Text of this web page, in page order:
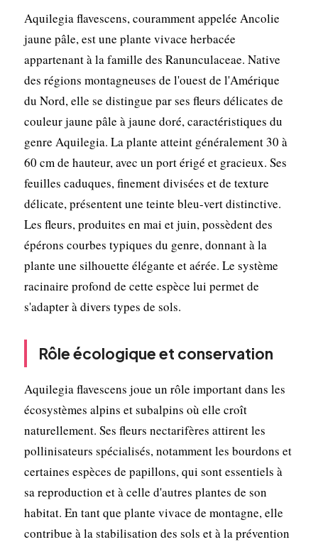
Aquilegia flavescens, couramment appelée Ancolie
jaune pâle, est une plante vivace herbacée
appartenant à la famille des Ranunculaceae. Native
des régions montagneuses de l'ouest de l'Amérique
du Nord, elle se distingue par ses fleurs délicates de
couleur jaune pâle à jaune doré, caractéristiques du
genre Aquilegia. La plante atteint généralement 30 à
60 cm de hauteur, avec un port érigé et gracieux. Ses
feuilles caduques, finement divisées et de texture
délicate, présentent une teinte bleu-vert distinctive.
Les fleurs, produites en mai et juin, possèdent des
épérons courbes typiques du genre, donnant à la
plante une silhouette élégante et aérée. Le système
racinaire profond de cette espèce lui permet de
s'adapter à divers types de sols.
Rôle écologique et conservation
Aquilegia flavescens joue un rôle important dans les
écosystèmes alpins et subalpins où elle croît
naturellement. Ses fleurs nectarifères attirent les
pollinisateurs spécialisés, notamment les bourdons et
certaines espèces de papillons, qui sont essentiels à
sa reproduction et à celle d'autres plantes de son
habitat. En tant que plante vivace de montagne, elle
contribue à la stabilisation des sols et à la prévention